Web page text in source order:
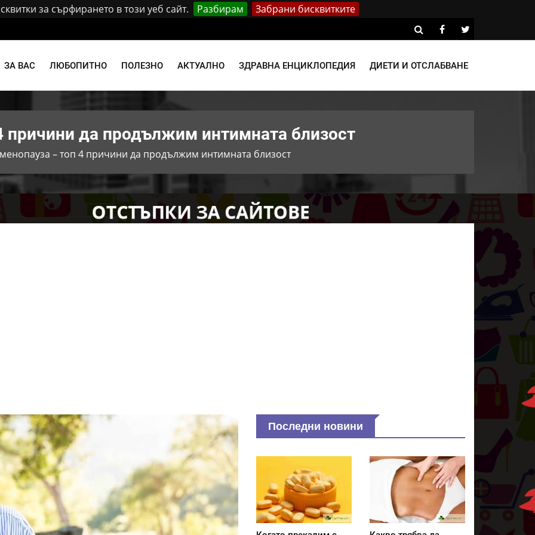
за сърфирането в този уеб сайт. Разбирам Забрани бисквитките
ЗА ВАС ЛЮБОПИТНО ПОЛЕЗНО АКТУАЛНО ЗДРАВНА ЕНЦИКЛОПЕДИЯ ДИЕТИ И ОТСЛАБВАНЕ
причини да продължим интимната близост
– топ 4 причини да продължим интимната близост
Последни новини